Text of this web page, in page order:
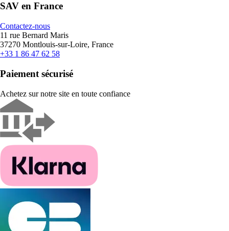
SAV en France
Contactez-nous
11 rue Bernard Maris
37270 Montlouis-sur-Loire, France
+33 1 86 47 62 58
Paiement sécurisé
Achetez sur notre site en toute confiance